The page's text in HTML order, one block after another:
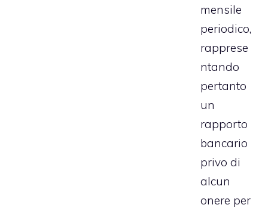
mensile
periodico,
rapprese
ntando
pertanto
un
rapporto
bancario
privo di
alcun
onere per